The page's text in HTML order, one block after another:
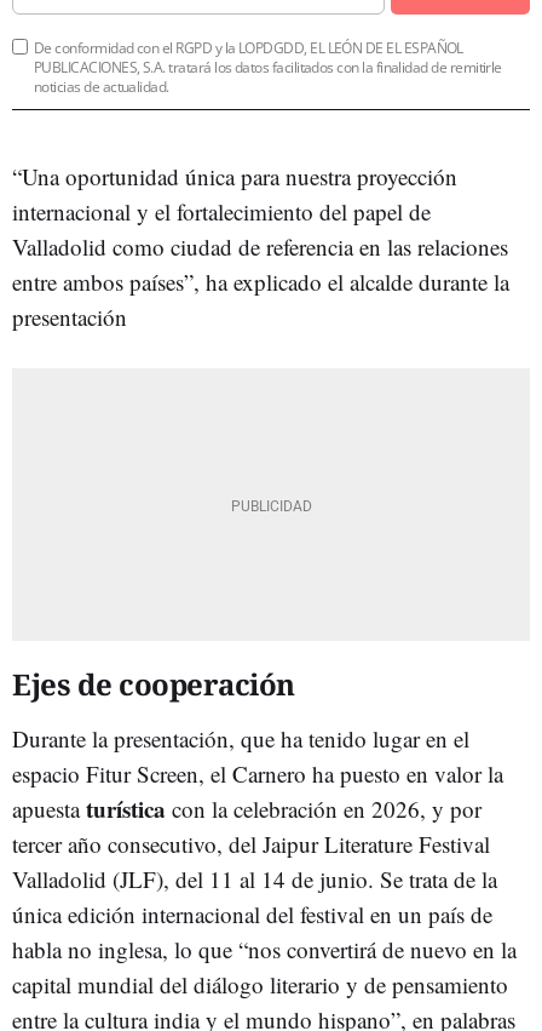
De conformidad con el RGPD y la LOPDGDD, EL LEÓN DE EL ESPAÑOL
PUBLICACIONES, S.A. tratará los datos facilitados con la finalidad de remitirle
noticias de actualidad.
“Una oportunidad única para nuestra proyección
internacional y el fortalecimiento del papel de
Valladolid como ciudad de referencia en las relaciones
entre ambos países”, ha explicado el alcalde durante la
presentación
Ejes de cooperación
Durante la presentación, que ha tenido lugar en el
espacio Fitur Screen, el Carnero ha puesto en valor la
apuestaturística con la celebración en 2026, y por
tercer año consecutivo, del Jaipur Literature Festival
Valladolid (JLF), del 11 al 14 de junio. Se trata de la
única edición internacional del festival en un país de
habla no inglesa, lo que “nos convertirá de nuevo en la
capital mundial del diálogo literario y de pensamiento
entre la cultura india y el mundo hispano”, en palabras